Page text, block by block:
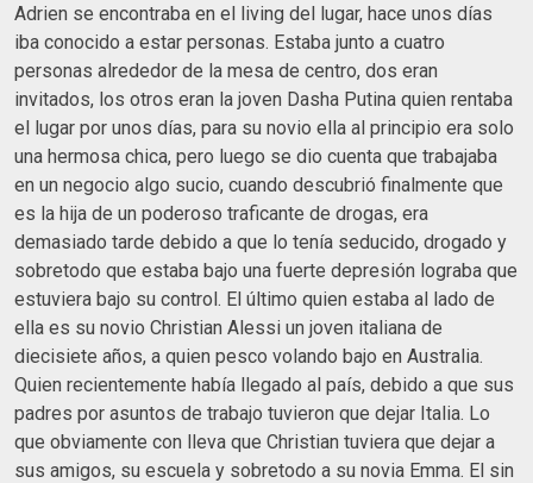
Adrien se encontraba en el living del lugar, hace unos días
iba conocido a estar personas. Estaba junto a cuatro
personas alrededor de la mesa de centro, dos eran
invitados, los otros eran la joven Dasha Putina quien rentaba
el lugar por unos días, para su novio ella al principio era solo
una hermosa chica, pero luego se dio cuenta que trabajaba
en un negocio algo sucio, cuando descubrió finalmente que
es la hija de un poderoso traficante de drogas, era
demasiado tarde debido a que lo tenía seducido, drogado y
sobretodo que estaba bajo una fuerte depresión lograba que
estuviera bajo su control. El último quien estaba al lado de
ella es su novio Christian Alessi un joven italiana de
diecisiete años, a quien pesco volando bajo en Australia.
Quien recientemente había llegado al país, debido a que sus
padres por asuntos de trabajo tuvieron que dejar Italia. Lo
que obviamente con lleva que Christian tuviera que dejar a
sus amigos, su escuela y sobretodo a su novia Emma. El sin